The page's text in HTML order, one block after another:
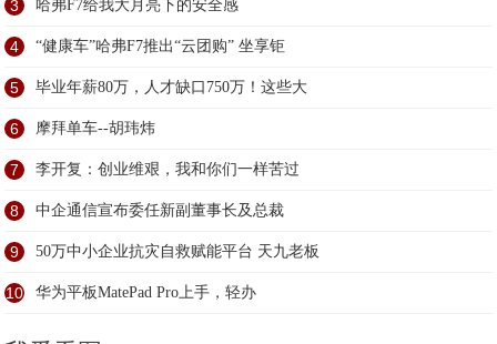
3 哈弗F7给我大月亮下的安全感
4 “健康车”哈弗F7推出“云团购” 坐享钜
5 毕业年薪80万，人才缺口750万！这些大
6 摩拜单车--胡玮炜
7 李开复：创业维艰，我和你们一样苦过
8 中企通信宣布委任新副董事长及总裁
9 50万中小企业抗灾自救赋能平台 天九老板
10 华为平板MatePad Pro上手，轻办